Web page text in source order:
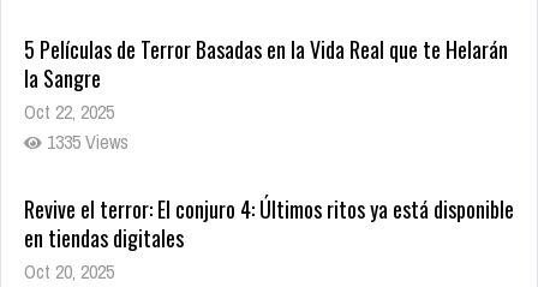
5 Películas de Terror Basadas en la Vida Real que te Helarán
la Sangre
Oct 22, 2025
1335 Views
Revive el terror: El conjuro 4: Últimos ritos ya está disponible
en tiendas digitales
Oct 20, 2025